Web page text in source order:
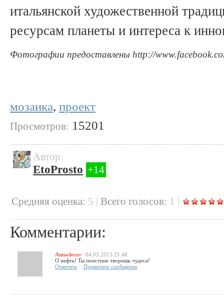
итальянской художественной
ресурсам планеты и интереса к
Фотографии предоставлены http://
мозаика, проект
Просмотров: 15201
Автор:
EtoProsto +14
Cредняя оценка: 5 | Всего голосов: 1 |
Комментарии:
Annadecor
04.03.2013 21:48
О нефть! Ты поистине творишь чудеса!
Ответить
Приватное сообщение